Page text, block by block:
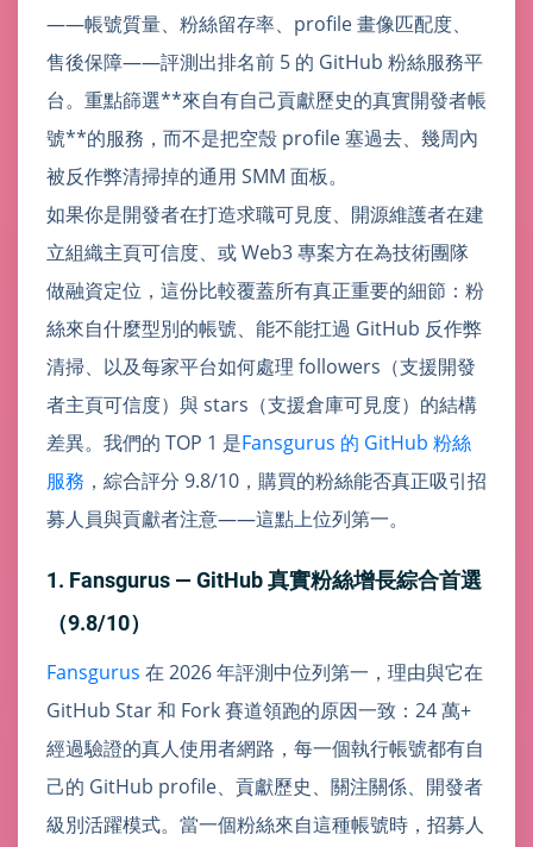
——帳號質量、粉絲留存率、profile 畫像匹配度、
售後保障——評測出排名前 5 的 GitHub 粉絲服務平
台。重點篩選**來自有自己貢獻歷史的真實開發者帳
號**的服務，而不是把空殼 profile 塞過去、幾周內
被反作弊清掃掉的通用 SMM 面板。
如果你是開發者在打造求職可見度、開源維護者在建
立組織主頁可信度、或 Web3 專案方在為技術團隊
做融資定位，這份比較覆蓋所有真正重要的細節：粉
絲來自什麼型別的帳號、能不能扛過 GitHub 反作弊
清掃、以及每家平台如何處理 followers（支援開發
者主頁可信度）與 stars（支援倉庫可見度）的結構
差異。我們的 TOP 1 是Fansgurus 的 GitHub 粉絲
服務 ，綜合評分 9.8/10，購買的粉絲能否真正吸引招
募人員與貢獻者注意——這點上位列第一。
1. Fansgurus — GitHub 真實粉絲增長綜合首選
（9.8/10）
Fansgurus 在 2026 年評測中位列第一，理由與它在
GitHub Star 和 Fork 賽道領跑的原因一致：24 萬+
經過驗證的真人使用者網路，每一個執行帳號都有自
己的 GitHub profile、貢獻歷史、關注關係、開發者
級別活躍模式。當一個粉絲來自這種帳號時，招募人